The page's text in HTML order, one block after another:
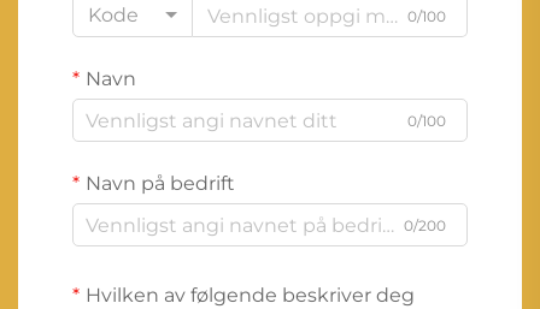
Kode
0/100
Navn
0/100
Navn på bedrift
0/200
Hvilken av følgende beskriver deg